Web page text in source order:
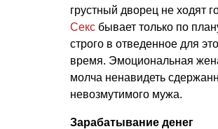
грустный дворец не ходят
Секс бывает только по
строго в отведенное для
время. Эмоциональная
молча ненавидеть
невозмутимого мужа.
Зарабатывание денег